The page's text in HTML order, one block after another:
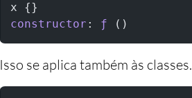
x {}
constructor : ƒ ()
Isso se aplica também às classes.